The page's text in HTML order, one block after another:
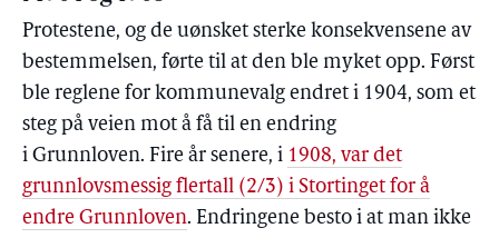
Protestene, og de uønsket sterke konsekvensene av
bestemmelsen, førte til at den ble myket opp. Først
ble reglene for kommunevalg endret i 1904, som et
steg på veien mot å få til en endring
i Grunnloven. Fire år senere, i 1908, var det
grunnlovsmessig flertall (2/3) i Stortinget for å
endre Grunnloven. Endringene besto i at man ikke